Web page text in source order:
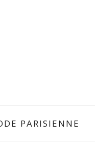
PARISIENNE